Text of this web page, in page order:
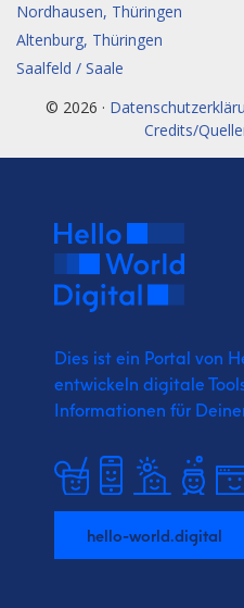
Nordhausen, Thüringen
Altenburg, Thüringen
Saalfeld / Saale
© 2026 ·
Credits/
Dies ist ein Portal von
entwickeln digitale
Informationen für
hello-world.digital